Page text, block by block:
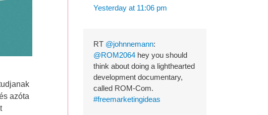
azóta
Yesterday at 11:06 pm
RT @johnnemann:
@ROM2064 hey you should
think about doing a lighthearted
development documentary,
called ROM-Com.
#freemarketingideas